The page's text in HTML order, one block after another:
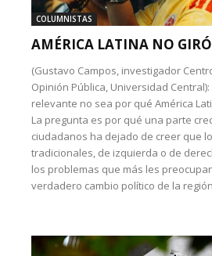
COLUMNISTAS
AMÉRICA LATINA NO
(Gustavo Campos, investigador
Opinión Pública, Universidad
relevante no sea por qué América
La pregunta es por qué una parte
ciudadanos ha dejado de creer que
tradicionales, de izquierda o de
los problemas que más les
verdadero cambio político de la